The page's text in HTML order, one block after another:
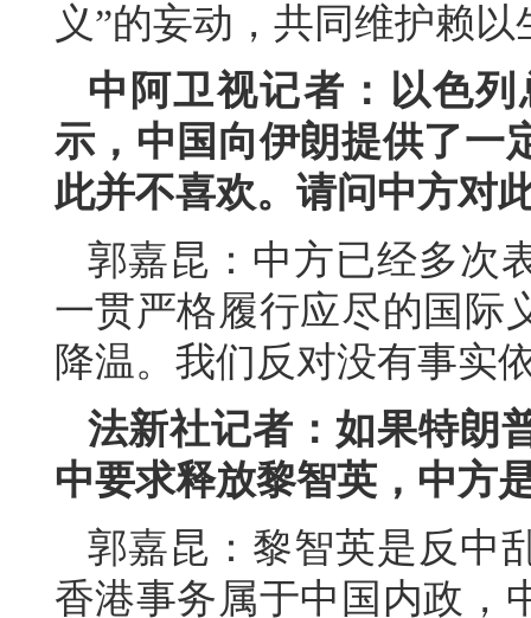
义”的妄动，共同维护赖
中阿卫视记者：以色
示，中国向伊朗提供了一
此并不喜欢。请问中方对
郭嘉昆：中方已经多次
一贯严格履行应尽的国际
降温。我们反对没有事实
法新社记者：如果特朗
中要求释放黎智英，中方
郭嘉昆：黎智英是反中
香港事务属于中国内政，